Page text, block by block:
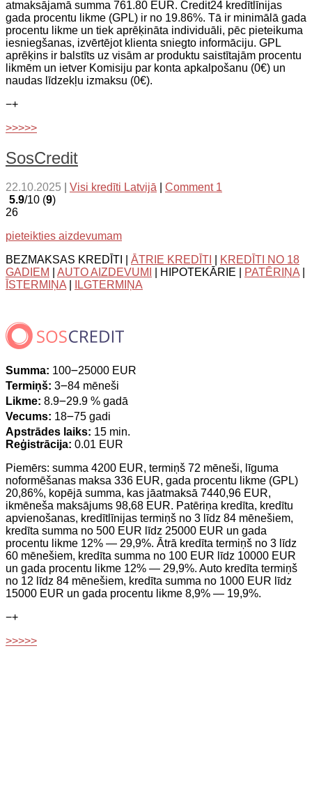
atmaksājamā summa 761.80 EUR. Credit24 kredītlīnijas
gada procentu likme (GPL) ir no 19.86%. Tā ir minimālā gada
procentu likme un tiek aprēķināta individuāli, pēc pieteikuma
iesniegšanas, izvērtējot klienta sniegto informāciju. GPL
aprēķins ir balstīts uz visām ar produktu saistītajām procentu
likmēm un ietver Komisiju par konta apkalpošanu (0€) un
naudas līdzekļu izmaksu (0€).
−+
>>>>>
SosCredit
22.10.2025 Visi kredīti Latvijā
Comment 1
5.9/10 (9)
26
pieteikties aizdevumam
BEZMAKSAS KREDĪTI | ĀTRIE KREDĪTI
KREDĪTI NO 18
GADIEM
AUTO AIZDEVUMI | HIPOTEKĀRIE | PATĒRIŅA|
ĪSTERMIŅA| ILGTERMIŅA
Summa: 100౼25000 EUR
Termiņš: 3౼84 mēneši
Likme: 8.9౼29.9 % gadā
Vecums: 18౼75 gadi
Apstrādes laiks: 15 min.
Reģistrācija: 0.01 EUR
Piemērs: summa 4200 EUR, termiņš 72 mēneši, līguma
noformēšanas maksa 336 EUR, gada procentu likme (GPL)
20,86%, kopējā summa, kas jāatmaksā 7440,96 EUR,
ikmēneša maksājums 98,68 EUR. Patēriņa kredīta, kredītu
apvienošanas, kredītlīnijas termiņš no 3 līdz 84 mēnešiem,
kredīta summa no 500 EUR līdz 25000 EUR un gada
procentu likme 12% — 29,9%. Ātrā kredīta termiņš no 3 līdz
60 mēnešiem, kredīta summa no 100 EUR līdz 10000 EUR
un gada procentu likme 12% — 29,9%. Auto kredīta termiņš
no 12 līdz 84 mēnešiem, kredīta summa no 1000 EUR līdz
15000 EUR un gada procentu likme 8,9% — 19,9%.
−+
>>>>>